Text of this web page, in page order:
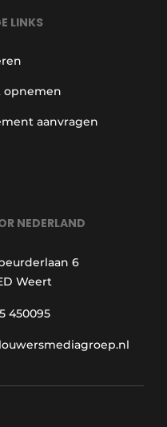
LINKS
opnemen
aanvragen
NEDERLAND
6
Weert
450095